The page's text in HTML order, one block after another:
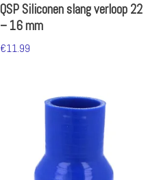
QSP Siliconen slang verloop 22
– 16 mm
€11.99